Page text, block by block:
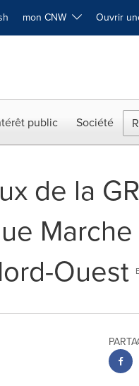
mon CNW Ouvrir
public Société
de la
Ouest